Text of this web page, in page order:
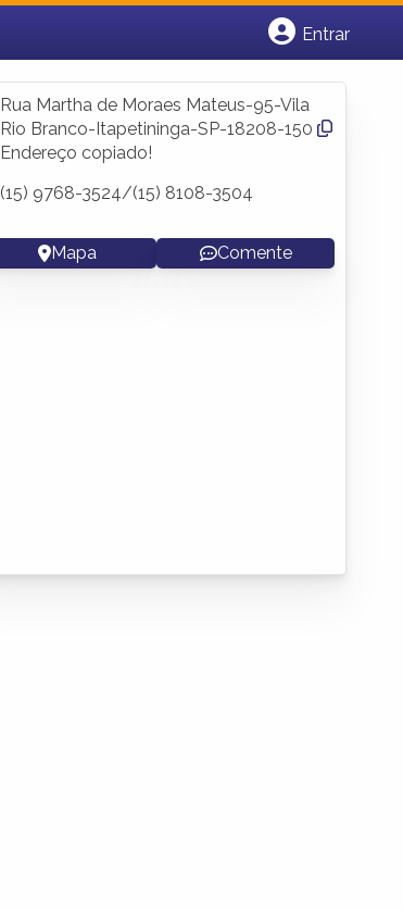
Entrar
Fazer login
Criar conta
Rua Martha de Moraes Mateus-95-Vila
Rio Branco-Itapetininga-SP-18208-150
Endereço copiado!
(15) 9768-3524/(15) 8108-3504
Mapa Comente